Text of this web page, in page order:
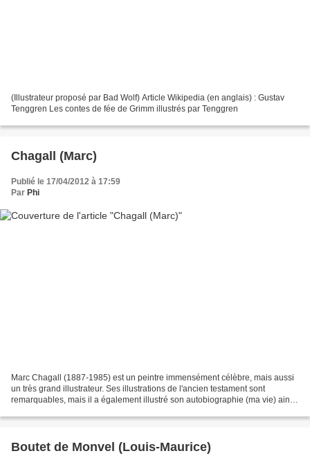
(Illustrateur proposé par Bad Wolf) Article Wikipedia (en anglais) : Gustav
Tenggren Les contes de fée de Grimm illustrés par Tenggren
Chagall (Marc)
Publié le 17/04/2012 à 17:59
Par Phi
Marc Chagall (1887-1985) est un peintre immensément célèbre, mais aussi
un très grand illustrateur. Ses illustrations de l'ancien testament sont
remarquables, mais il a également illustré son autobiographie (ma vie) ainsi
Boutet de Monvel (Louis-Maurice)